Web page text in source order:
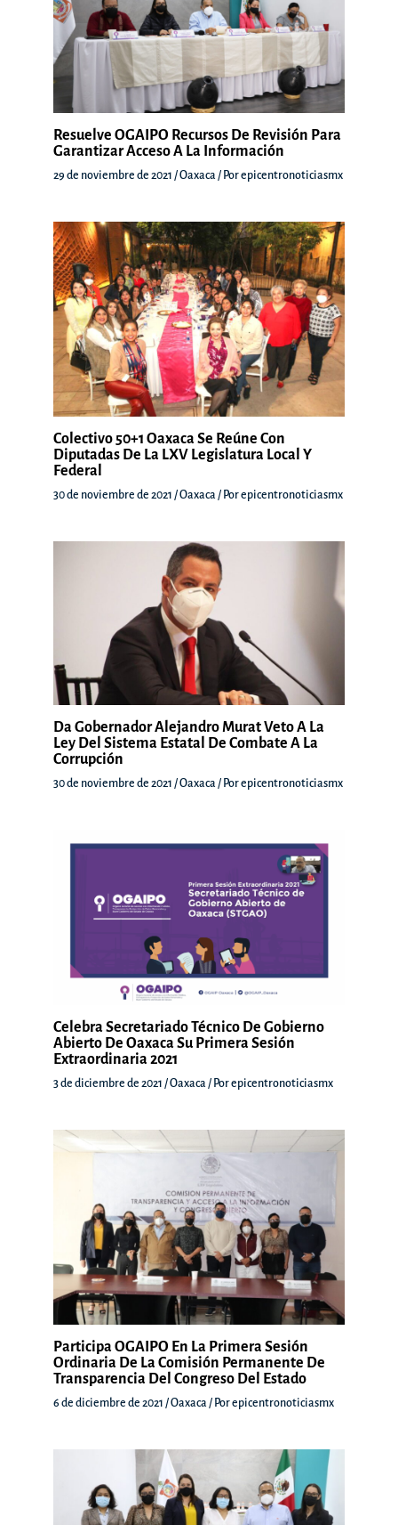
Resuelve OGAIPO Recursos De Revisión Para
Garantizar Acceso A La Información
29 de noviembre de 2021 /Oaxaca / Porepicentronoticiasmx
Colectivo 50+1 Oaxaca Se Reúne Con
Diputadas De La LXV Legislatura Local Y
Federal
30 de noviembre de 2021 /Oaxaca / Porepicentronoticiasmx
Da Gobernador Alejandro Murat Veto A La
Ley Del Sistema Estatal De Combate A La
Corrupción
30 de noviembre de 2021 /Oaxaca / Porepicentronoticiasmx
Celebra Secretariado Técnico De Gobierno
Abierto De Oaxaca Su Primera Sesión
Extraordinaria 2021
3 de diciembre de 2021 /Oaxaca / Porepicentronoticiasmx
Participa OGAIPO En La Primera Sesión
Ordinaria De La Comisión Permanente De
Transparencia Del Congreso Del Estado
6 de diciembre de 2021 /Oaxaca / Porepicentronoticiasmx